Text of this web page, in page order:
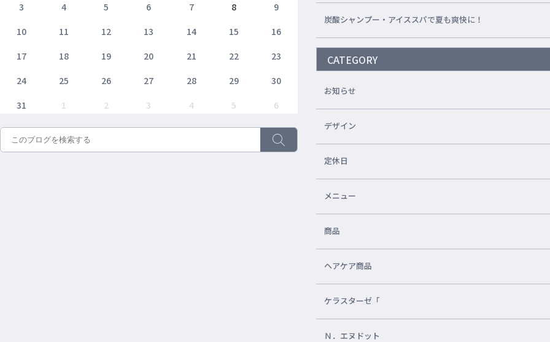
3
4 5 6 7 8
9
10
11 12 13 14 15
16
17
18 19 20 21 22
23
24
25 26 27 28 29
30
31
1 2 3 4 5 6
炭酸シャンプー・アイススパで夏も爽快に！
CATEGORY
お知らせ
デザイン
定休日
メニュー
商品
ヘアケア商品
ケラスターゼ「
Ｎ．エヌドット